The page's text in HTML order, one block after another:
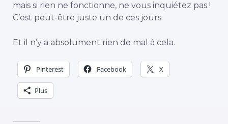
mais si rien ne fonctionne, ne vous inquiétez pas !
C’est peut-être juste un de ces jours.
Et il n’y a absolument rien de mal à cela.
Pinterest Facebook X
Plus